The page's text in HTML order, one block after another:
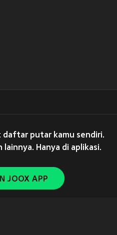
putar kamu sendiri.
Hanya di aplikasi.
JOOX APP